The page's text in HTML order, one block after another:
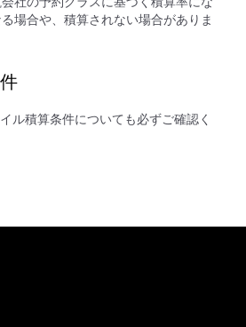
場合や、積算されない場合がありま
ル積算条件についても必ずご確認く